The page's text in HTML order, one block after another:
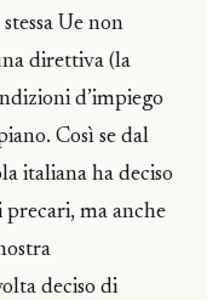
Ue non
direttiva (la
d’impiego
Così se dal
italiana ha deciso
ma anche
deciso di